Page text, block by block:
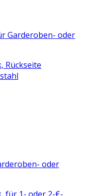
Garderoben- oder
Rückseite
oder
für 1- oder 2-€-